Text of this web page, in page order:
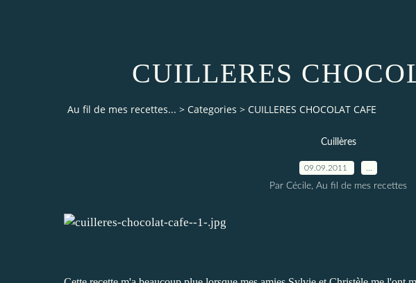
CUILLERES
Au fil de mes recettes... > Categories > CUILLERES CHOCOLAT CAFE
Cuillères
09.09.2011
Par Cécile, Au fil de mes recettes